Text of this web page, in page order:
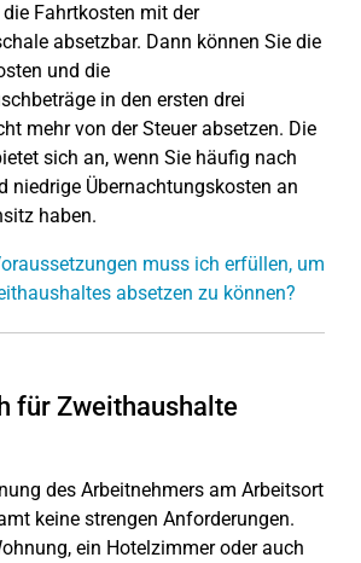
Fahrtkosten mit der
absetzbar. Dann können Sie die
und die
in den ersten drei
mehr von der Steuer absetzen. Die
sich an, wenn Sie häufig nach
niedrige Übernachtungskosten an
haben.
muss ich erfüllen, um
absetzen zu können?
für Zweithaushalte
des Arbeitnehmers am Arbeitsort
keine strengen Anforderungen.
ein Hotelzimmer oder auch